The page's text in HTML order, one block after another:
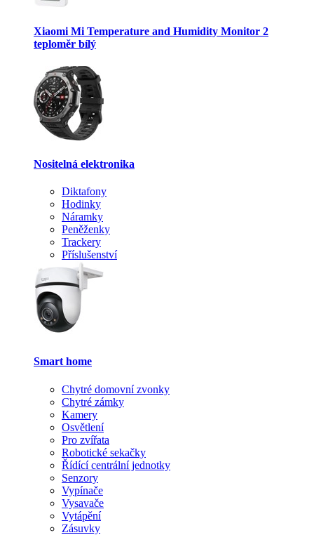
Xiaomi Mi Temperature and Humidity Monitor 2
teploměr bílý
Nositelná elektronika
Diktafony
Hodinky
Náramky
Peněženky
Trackery
Příslušenství
Smart home
Chytré domovní zvonky
Chytré zámky
Kamery
Osvětlení
Pro zvířata
Robotické sekačky
Řídící centrální jednotky
Senzory
Vypínače
Vysavače
Vytápění
Zásuvky